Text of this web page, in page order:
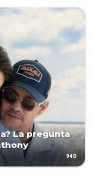
La pregunta
94D